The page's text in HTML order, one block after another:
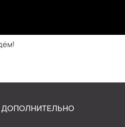
ДОПОЛНИТЕЛЬНО